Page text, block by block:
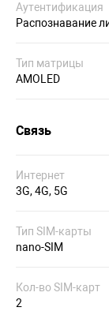
Аутентификация
Распознавание
Тип матрицы
AMOLED
Связь
Интернет
3G, 4G, 5G
Тип SIM-карты
nano-SIM
Кол-во SIM-карт
2